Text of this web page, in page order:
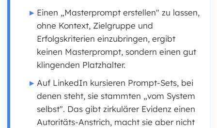
Einen „Masterprompt erstellen" zu lassen,
ohne Kontext, Zielgruppe und
Erfolgskriterien einzubringen, ergibt
keinen Masterprompt, sondern einen gut
klingenden Platzhalter.
Auf LinkedIn kursieren Prompt-Sets, bei
denen steht, sie stammten „vom System
selbst". Das gibt zirkulärer Evidenz einen
Autoritäts-Anstrich, macht sie aber nicht